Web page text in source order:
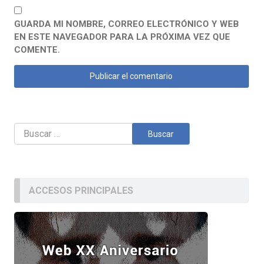
GUARDA MI NOMBRE, CORREO ELECTRÓNICO Y WEB
EN ESTE NAVEGADOR PARA LA PRÓXIMA VEZ QUE
COMENTE.
Buscar:
ACCESOS PRINCIPALES